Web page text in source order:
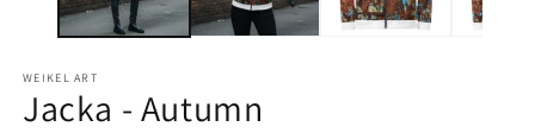
WEIKEL ART
Jacka - Autumn